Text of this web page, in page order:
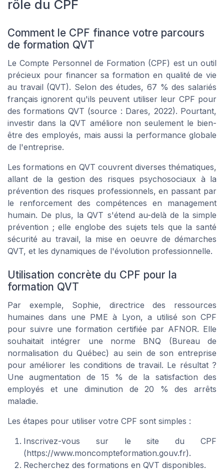
rôle du CPF
Comment le CPF finance votre parcours
de formation QVT
Le Compte Personnel de Formation (CPF) est un outil
précieux pour financer sa formation en qualité de vie
au travail (QVT). Selon des études, 67 % des salariés
français ignorent qu'ils peuvent utiliser leur CPF pour
des formations QVT (source : Dares, 2022). Pourtant,
investir dans la QVT améliore non seulement le bien-
être des employés, mais aussi la performance globale
de l'entreprise.
Les formations en QVT couvrent diverses thématiques,
allant de la gestion des risques psychosociaux à la
prévention des risques professionnels, en passant par
le renforcement des compétences en management
humain. De plus, la QVT s'étend au-delà de la simple
prévention ; elle englobe des sujets tels que la santé
sécurité au travail, la mise en oeuvre de démarches
QVT, et les dynamiques de l'évolution professionnelle.
Utilisation concrète du CPF pour la
formation QVT
Par exemple, Sophie, directrice des ressources
humaines dans une PME à Lyon, a utilisé son CPF
pour suivre une formation certifiée par AFNOR. Elle
souhaitait intégrer une norme BNQ (Bureau de
normalisation du Québec) au sein de son entreprise
pour améliorer les conditions de travail. Le résultat ?
Une augmentation de 15 % de la satisfaction des
employés et une diminution de 20 % des arrêts
maladie.
Les étapes pour utiliser votre CPF sont simples :
Inscrivez-vous sur le site du CPF
(https://www.moncompteformation.gouv.fr).
Recherchez des formations en QVT disponibles.